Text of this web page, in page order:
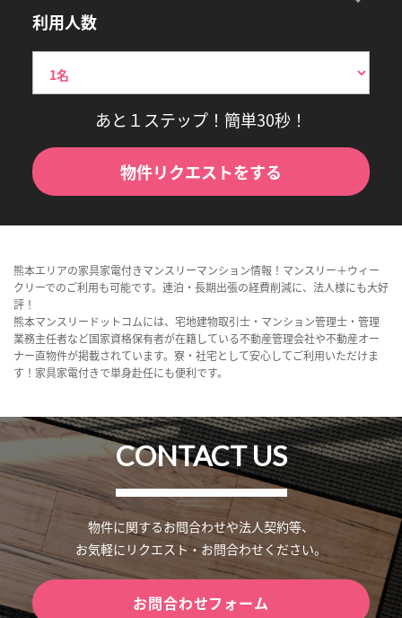
利用人数
あと１ステップ！簡単30秒！
物件リクエストをする
熊本エリアの家具家電付きマンスリーマンション情報！マンスリー＋ウィー
クリーでのご利用も可能です。連泊・長期出張の経費削減に、法人様にも大好
評！
熊本マンスリードットコムには、宅地建物取引士・マンション管理士・管理
業務主任者など国家資格保有者が在籍している不動産管理会社や不動産オー
ナー直物件が掲載されています。寮・社宅として安心してご利用いただけま
す！家具家電付きで単身赴任にも便利です。
CONTACT US
物件に関するお問合わせや法人契約等、
お気軽にリクエスト・お問合わせください。
お問合わせフォーム